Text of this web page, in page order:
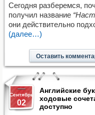
Сегодня разберемся,
получил название
они действительно
(далее…)
Оставить
Сентябрь
02
Английские
ходовые
доступно